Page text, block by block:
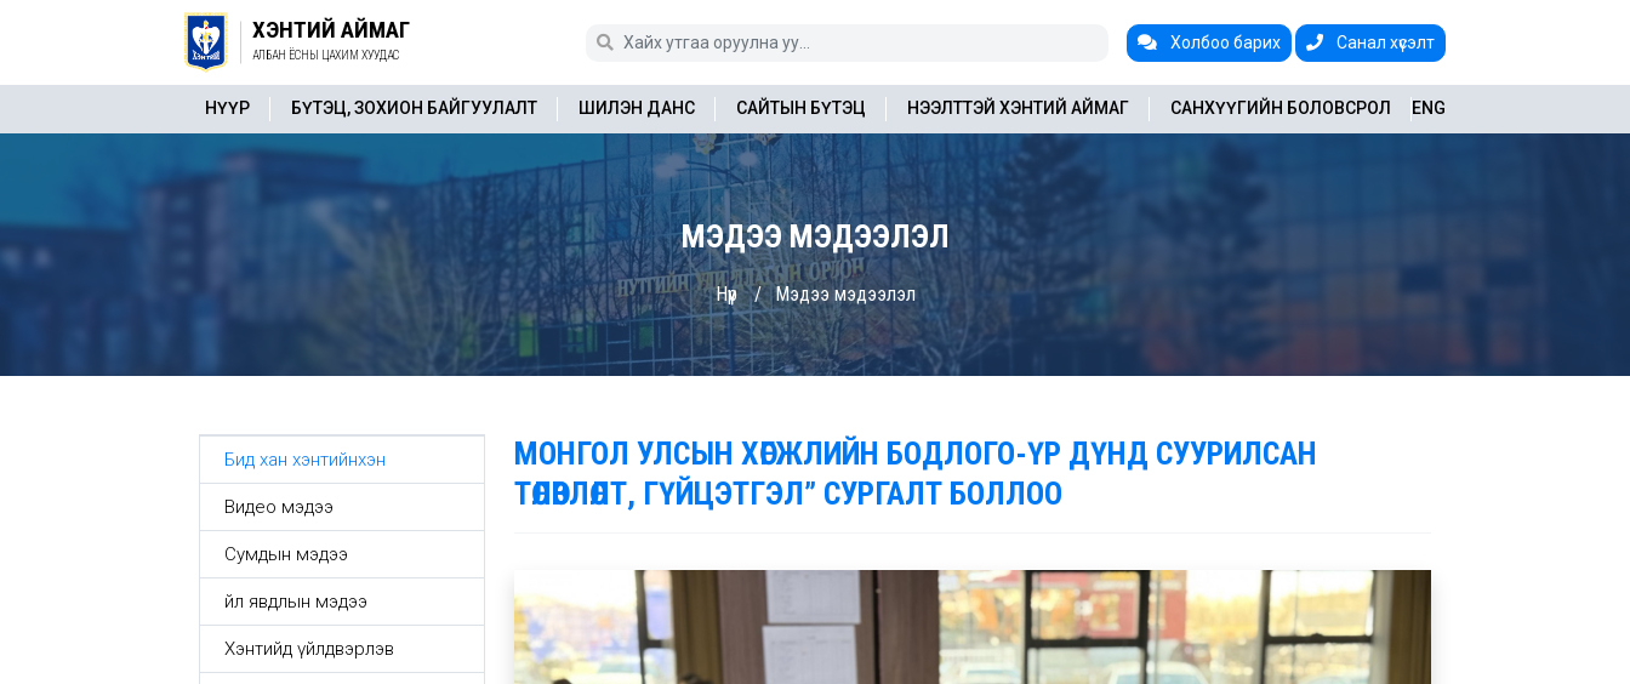
Холбоо барих Санал хүсэлт
ХЭНТИЙ АЙМАГ
АЛБАН ЁСНЫ ЦАХИМ ХУУДАС
ENG
НҮҮР БҮТЭЦ, ЗОХИОН БАЙГУУЛАЛТ ШИЛЭН ДАНС САЙТЫН БҮТЭЦ НЭЭЛТТЭЙ ХЭНТИЙ АЙМАГ САНХҮҮГИЙН БОЛОВСРОЛ
МЭДЭЭ МЭДЭЭЛЭЛ
Нүүр Мэдээ мэдээлэл
Бид хан хэнтийнхэн
Видео мэдээ
Сумдын мэдээ
Үйл явдлын мэдээ
Хэнтийд үйлдвэрлэв
МОНГОЛ УЛСЫН ХӨГЖЛИЙН БОДЛОГО-ҮР ДҮНД СУУРИЛСАН
ТӨЛӨВЛӨЛТ, ГҮЙЦЭТГЭЛ” СУРГАЛТ БОЛЛОО